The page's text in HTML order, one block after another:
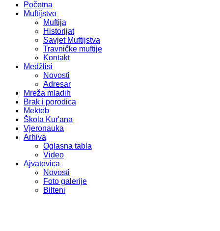
Početna
Muftijstvo
Muftija
Historijat
Savjet Muftijstva
Travničke muftije
Kontakt
Medžlisi
Novosti
Adresar
Mreža mladih
Brak i porodica
Mekteb
Škola Kur'ana
Vjeronauka
Arhiva
Oglasna tabla
Video
Ajvatovica
Novosti
Foto galerije
Bilteni